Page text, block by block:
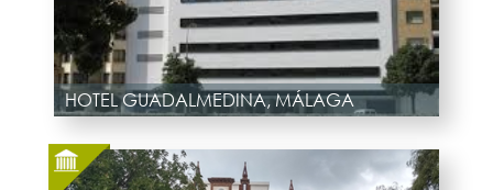
HOTEL GUADALMEDINA, MÁLAGA